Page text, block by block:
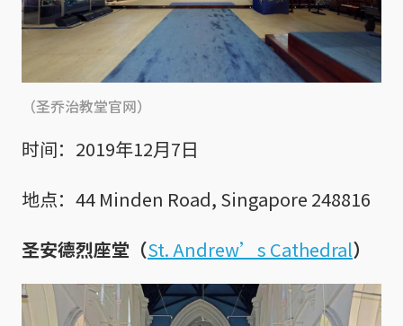
（圣乔治教堂官网）
时间：2019年12月7日
地点：44 Minden Road, Singapore 248816
圣安德烈座堂（St. Andrew’s Cathedral）